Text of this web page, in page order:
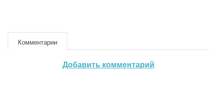
Комментарии
Добавить комментарий